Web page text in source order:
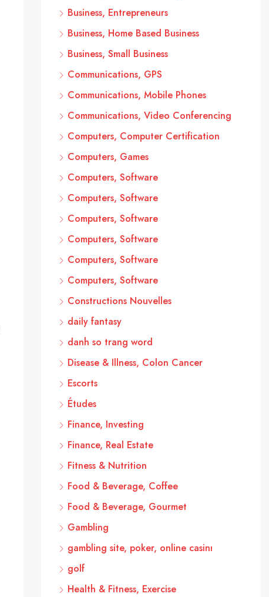
Business, Entrepreneurs
Business, Home Based Business
Business, Small Business
Communications, GPS
Communications, Mobile Phones
Communications, Video Conferencing
Computers, Computer Certification
Computers, Games
Computers, Software
Computers, Software
Computers, Software
Computers, Software
Computers, Software
Computers, Software
Constructions Nouvelles
daily fantasy
danh so trang word
Disease & Illness, Colon Cancer
Escorts
Études
Finance, Investing
Finance, Real Estate
Fitness & Nutrition
Food & Beverage, Coffee
Food & Beverage, Gourmet
Gambling
gambling site, poker, online casinı
golf
Health & Fitness, Exercise